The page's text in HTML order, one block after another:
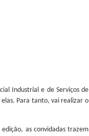
Industrial e de Serviços de
Para tanto, vai realizar o
as convidadas trazem